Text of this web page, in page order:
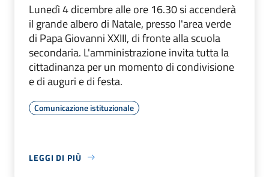
Lunedì 4 dicembre alle ore 16.30 si accenderà
il grande albero di Natale, presso l'area verde
di Papa Giovanni XXIII, di fronte alla scuola
secondaria. L'amministrazione invita tutta la
cittadinanza per un momento di condivisione
e di auguri e di festa.
Comunicazione istituzionale
LEGGI DI PIÙ